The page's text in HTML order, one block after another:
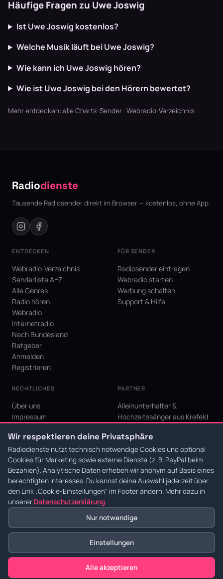
Häufige Fragen zu Uwe Joswig
Ist Uwe Joswig kostenlos?
Welche Musik läuft bei Uwe Joswig?
Wie kann ich Uwe Joswig hören?
Wie ist Uwe Joswig bei den Hörern bewertet?
Mehr entdecken: alle Charts-Sender · Webradio-Verzeichnis
Radiodienste
Tausende Radiosender direkt im Browser — kostenlos, ohne App.
ENTDECKEN
Webradio-Verzeichnis
Senderliste A–Z
Alle Genres
Radio hören
Webradio
Internetradio
Nach Bundesland
Ratgeber
Anmelden
Registrieren
FÜR SENDER
Radiosender eintragen
Webradio starten
Werbung schalten
Support & Hilfe
RECHTLICHES
Über uns
Impressum
AGB
Cookie-Einstellungen
PARTNER
Alleinunterhalter &
Hochzeitssänger aus Krefeld
Krefeld für den Niederrhein
© 2026 Radiodienste. Alle Rechte vorbehalten.·Datenschutz·AGB·
Impressum
Wir respektieren deine Privatsphäre
Radiodienste nutzt technisch notwendige Cookies und optional
Cookies für Marketing sowie externe Dienste (z. B. PayPal beim
Bezahlen). Analytische Daten erheben wir anonym auf Basis eines
berechtigten Interesses. Du kannst deine Auswahl jederzeit über
den Link „Cookie-Einstellungen" im Footer ändern. Mehr dazu in
unserer Datenschutzerklärung.
Nur notwendige
Einstellungen
Alle akzeptieren